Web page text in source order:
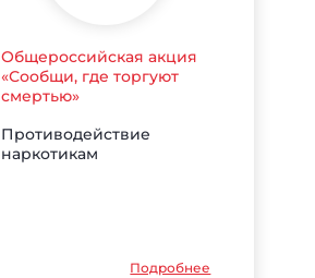
Общероссийская акция
«Сообщи, где торгуют
смертью»
Противодействие
наркотикам
Подробнее